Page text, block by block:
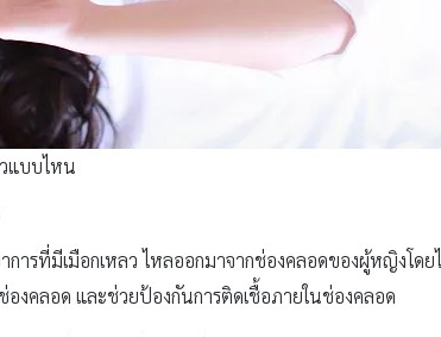
แบบไหน
การที่มีเมือกเหลว ไหลออกมาจากช่องคลอดของผู้หญิงโด
งคลอด และช่วยป้องกันการติดเชื้อภายในช่องคลอด